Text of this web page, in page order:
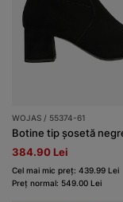
WOJAS / 55374-61
Botine tip șosetă
384.90 Lei
Cel mai mic preț: 439.99 Lei
Preț normal: 549.00 Lei